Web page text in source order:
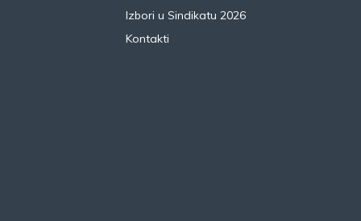
Izbori u Sindikatu 2026
Kontakti